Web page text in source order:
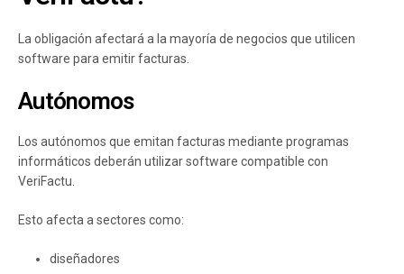
La obligación afectará a la mayoría de negocios que utilicen
software para emitir facturas.
Autónomos
Los autónomos que emitan facturas mediante programas
informáticos deberán utilizar software compatible con
VeriFactu.
Esto afecta a sectores como:
diseñadores